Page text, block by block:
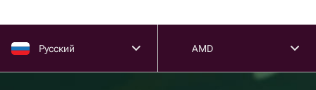
Русский AMD